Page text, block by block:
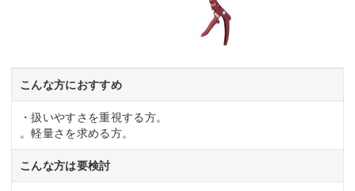
こんな方におすすめ
・扱いやすさを重視する方。
。軽量さを求める方。
こんな方は要検討